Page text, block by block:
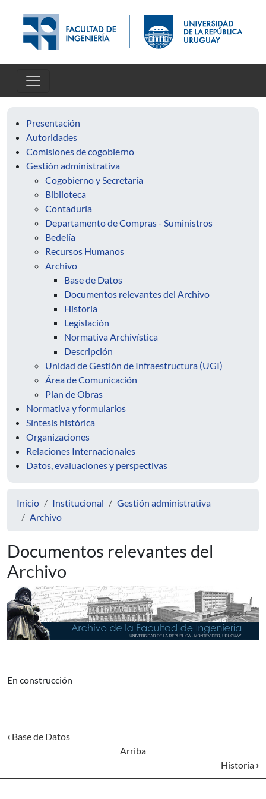
Presentación
Autoridades
Comisiones de cogobierno
Gestión administrativa
Cogobierno y Secretaría
Biblioteca
Contaduría
Departamento de Compras - Suministros
Bedelía
Recursos Humanos
Archivo
Base de Datos
Documentos relevantes del Archivo
Historia
Legislación
Normativa Archivística
Descripción
Unidad de Gestión de Infraestructura (UGI)
Área de Comunicación
Plan de Obras
Normativa y formularios
Síntesis histórica
Organizaciones
Relaciones Internacionales
Datos, evaluaciones y perspectivas
Inicio Institucional
Gestión administrativa
Archivo
Documentos relevantes del
Archivo
En construcción
‹ Base de Datos
Arriba
Historia ›